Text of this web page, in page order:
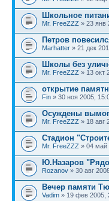
Школьное
Mr. FreeZZZ » 23 янв
Петров
Marhatter » 21 дек
Школы без
Mr. FreeZZZ » 13 окт
открытие
Fin » 30 ноя 2005,
Осуждены
Mr. FreeZZZ » 18 авг
Стадион
Mr. FreeZZZ » 04 май
Ю.Назаров
Rozanov » 30 авг
Вечер памяти
Vadim » 19 фев 2005,